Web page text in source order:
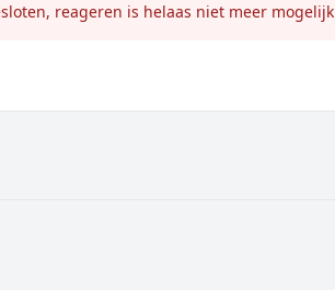
reageren is helaas niet meer mogelijk